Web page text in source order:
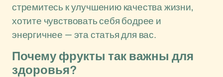
стремитесь к улучшению качества жизни,
хотите чувствовать себя бодрее и
энергичнее — эта статья для вас.
Почему фрукты так важны для
здоровья?